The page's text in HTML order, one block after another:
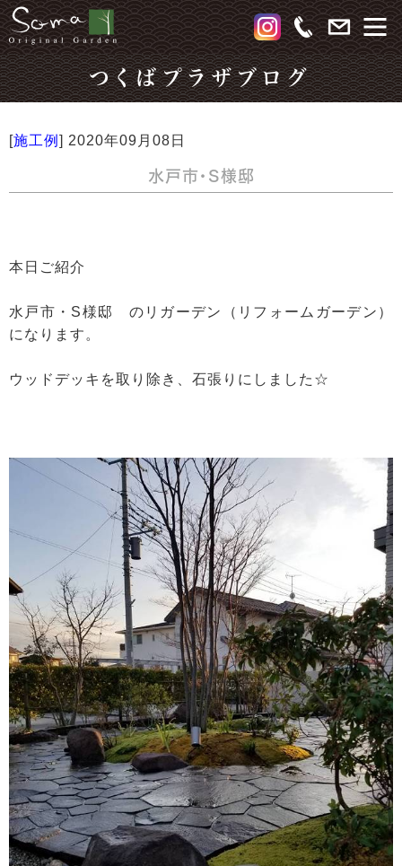
つくばプラザブログ
[施工例 ] 2020年09月08日
水戸市・S様邸
本日ご紹介
水戸市・S様邸 のリガーデン（リフォームガーデン）
になります。
ウッドデッキを取り除き、石張りにしました☆